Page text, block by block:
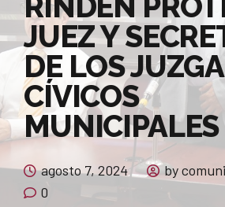
JUEZ Y
DE LOS
CÍVICOS
MUNICIPALES
agosto 7, 2024
by
0